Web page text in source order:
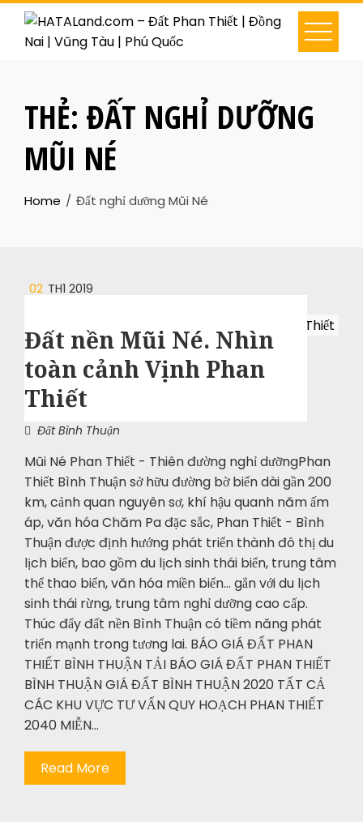
THẺ: ĐẤT NGHỈ DƯỠNG
MŨI NÉ
Home Đất nghỉ dưỡng Mũi Né
02 TH1 2019
Đất nền Mũi Né. Nhìn
toàn cảnh Vịnh Phan
Thiết
Đất Bình Thuận
Mũi Né Phan Thiết - Thiên đường nghỉ dưỡngPhan
Thiết Bình Thuận sở hữu đường bờ biển dài gần 200
km, cảnh quan nguyên sơ, khí hậu quanh năm ấm
áp, văn hóa Chăm Pa đặc sắc, Phan Thiết - Bình
Thuận được định hướng phát triển thành đô thị du
lịch biển, bao gồm du lịch sinh thái biển, trung tâm
thể thao biển, văn hóa miền biển… gắn với du lịch
sinh thái rừng, trung tâm nghỉ dưỡng cao cấp.
Thúc đẩy đất nền Bình Thuận có tiềm năng phát
triển mạnh trong tương lai. BÁO GIÁ ĐẤT PHAN
THIẾT BÌNH THUẬN TẢI BÁO GIÁ ĐẤT PHAN THIẾT
BÌNH THUẬN GIÁ ĐẤT BÌNH THUẬN 2020 TẤT CẢ
CÁC KHU VỰC TƯ VẤN QUY HOẠCH PHAN THIẾT
2040 MIỄN…
Read More